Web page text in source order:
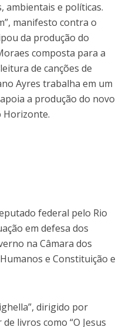
ambientais e políticas.
manifesto contra o
da produção do
composta para a
de canções de
Ayres trabalha em um
a produção do novo
Horizonte.
federal pelo Rio
em defesa dos
na Câmara dos
e Constituição e
dirigido por
livros como “O Jesus